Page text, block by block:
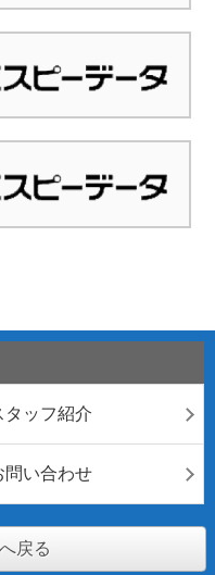
タッフ紹介
問い合わせ
戻る